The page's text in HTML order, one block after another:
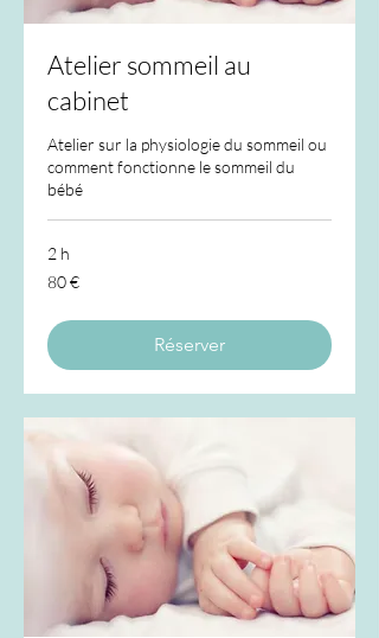
Atelier sommeil au
cabinet
Atelier sur la physiologie du sommeil ou
comment fonctionne le sommeil du
bébé
2 h
80
euros
80 €
Réserver